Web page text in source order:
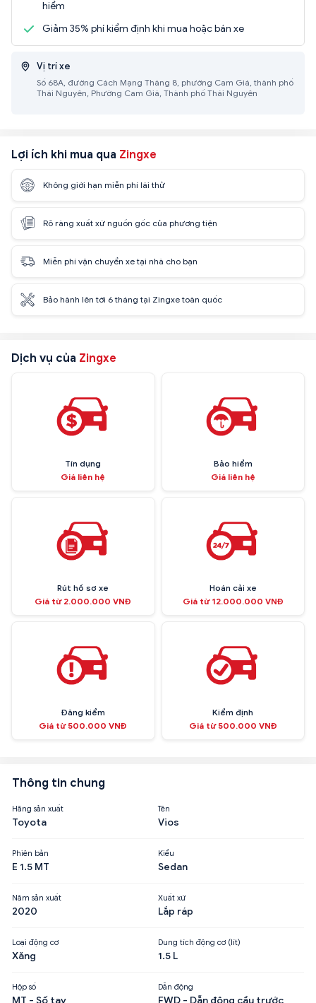
hiểm
Giảm 35% phí kiểm định khi mua hoặc bán xe
Vị trí xe
Số 68A, đường Cách Mạng Tháng 8, phường Cam Giá, thành phố
Thái Nguyên, Phường Cam Giá, Thành phố Thái Nguyên
Lợi ích khi mua qua Zingxe
Không giới hạn miễn phí lái thử
Rõ ràng xuất xứ nguồn gốc của phương tiện
Miễn phí vận chuyển xe tại nhà cho bạn
Bảo hành lên tới 6 tháng tại Zingxe toàn quốc
Dịch vụ của Zingxe
Tín dụng
Giá liên hệ
Bảo hiểm
Giá liên hệ
Rút hồ sơ xe
Giá từ 2.000.000 VNĐ
Hoán cải xe
Giá từ 12.000.000 VNĐ
Đăng kiểm
Giá từ 500.000 VNĐ
Kiểm định
Giá từ 500.000 VNĐ
Thông tin chung
Hãng sản xuất
Toyota
Tên
Vios
Phiên bản
E 1.5 MT
Kiểu
Sedan
Năm sản xuất
2020
Xuất xứ
Lắp ráp
Loại động cơ
Xăng
Dung tích động cơ (lít)
1.5 L
Hộp số
MT - Số tay
Dẫn động
FWD - Dẫn động cầu trước